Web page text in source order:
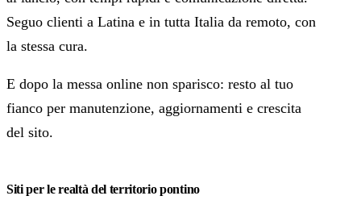
Seguo clienti a Latina e in tutta Italia da remoto, con
la stessa cura.
E dopo la messa online non sparisco: resto al tuo
fianco per manutenzione, aggiornamenti e crescita
del sito.
Siti per le realtà del territorio pontino